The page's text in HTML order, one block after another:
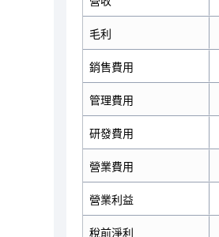
毛利
銷售費用
管理費用
研發費用
營業費用
營業利益
稅前淨利
152,642
24,025
93,080
63,045
180,150
-27,508
3,116